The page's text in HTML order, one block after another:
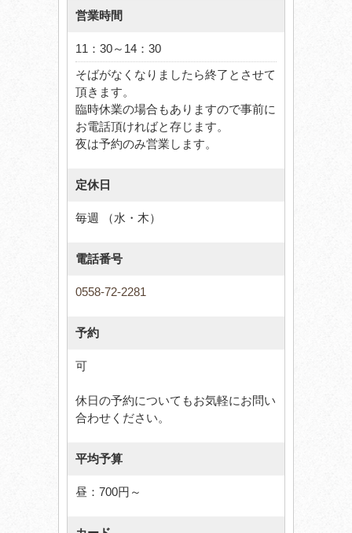
営業時間
11：30～14：30
そばがなくなりましたら終了とさせて
頂きます。
臨時休業の場合もありますので事前に
お電話頂ければと存じます。
夜は予約のみ営業します。
定休日
毎週 （水・木）
電話番号
0558-72-2281
予約
可
休日の予約についてもお気軽にお問い
合わせください。
平均予算
昼：700円～